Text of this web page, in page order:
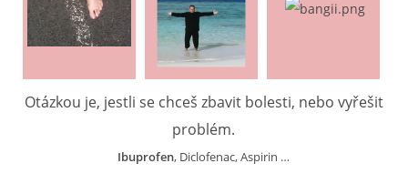
Otázkou je, jestli se chceš zbavit bolesti, nebo vyřešit
problém.
Ibuprofen, Diclofenac, Aspirin …